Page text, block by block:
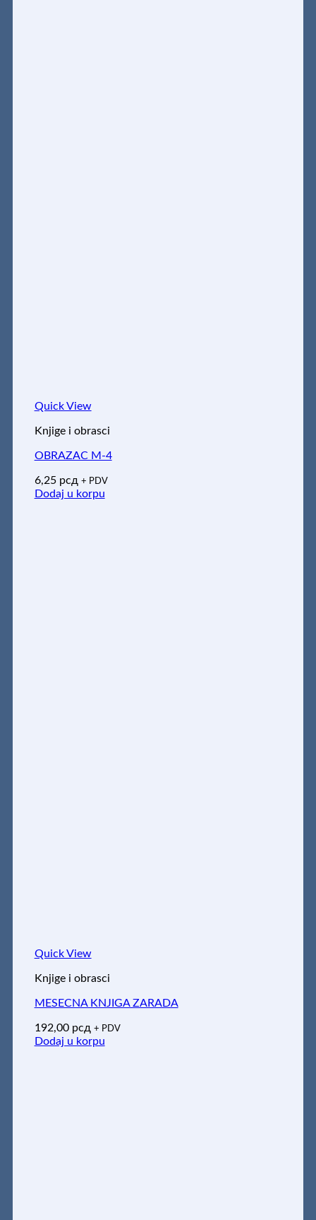
Quick View
Knjige i obrasci
OBRAZAC M-4
6,25 рсд + PDV
Dodaj u korpu
Quick View
Knjige i obrasci
MESECNA KNJIGA ZARADA
192,00 рсд + PDV
Dodaj u korpu